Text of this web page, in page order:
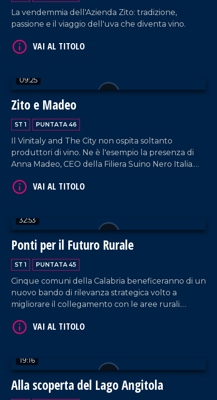
La vendemmia dell'Azienda Zito: tradizione,
passione e il viaggio dell'uva che diventa vino.
09:25
Zito e Madeo
ST 1 PUNTATA 46
Il Vinitaly and The City non ospita soltanto
produttori di vino. Ne è l'esempio la presenza di
Anna Madeo, CEO della Filiera Suino Nero Italia.
Nero delle Cantine Zito, accompagnatore
32:53
Ponti per il Futuro Rurale
ST 1 PUNTATA 45
Cinque comuni della Calabria beneficeranno di un
nuovo bando di rilevanza strategica volto a
migliorare il collegamento con le aree rurali.
allo sviluppo e al potenziamento delle
e sociale.
19:16
Alla scoperta del Lago Angitola
VAI AL TITOLO
VAI AL TITOLO